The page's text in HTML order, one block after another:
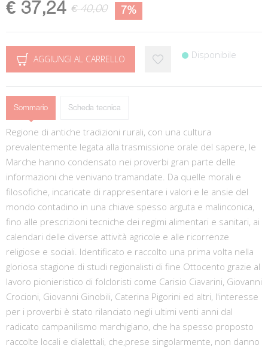
€ 37,24 € 40,00 7%
AGGIUNGI AL CARRELLO Disponibile
Sommario Scheda tecnica
Regione di antiche tradizioni rurali, con una cultura
prevalentemente legata alla trasmissione orale del sapere, le
Marche hanno condensato nei proverbi gran parte delle
informazioni che venivano tramandate. Da quelle morali e
filosofiche, incaricate di rappresentare i valori e le ansie del
mondo contadino in una chiave spesso arguta e malinconica,
fino alle prescrizioni tecniche dei regimi alimentari e sanitari, ai
calendari delle diverse attività agricole e alle ricorrenze
religiose e sociali. Identificato e raccolto una prima volta nella
gloriosa stagione di studi regionalisti di fine Ottocento grazie al
lavoro pionieristico di folcloristi come Carisio Ciavarini, Giovanni
Crocioni, Giovanni Ginobili, Caterina Pigorini ed altri, l'interesse
per i proverbi è stato rilanciato negli ultimi venti anni dal
radicato campanilismo marchigiano, che ha spesso proposto
raccolte locali e dialettali, che,prese singolarmente, non danno